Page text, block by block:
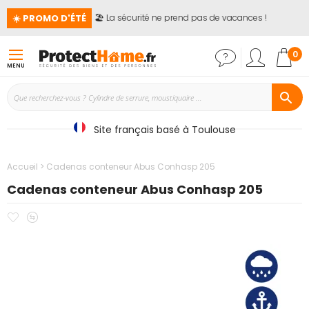
☀️ PROMO D'ÉTÉ 🏖️ La sécurité ne prend pas de vacances !
MENU
0
Site français basé à Toulouse
Accueil Cadenas conteneur Abus Conhasp 205
Cadenas conteneur Abus Conhasp 205
Ajouter